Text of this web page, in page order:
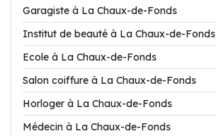
Garagiste à La Chaux-de-Fonds
Institut de beauté à La Chaux-de-Fonds
Ecole à La Chaux-de-Fonds
Salon coiffure à La Chaux-de-Fonds
Horloger à La Chaux-de-Fonds
Médecin à La Chaux-de-Fonds